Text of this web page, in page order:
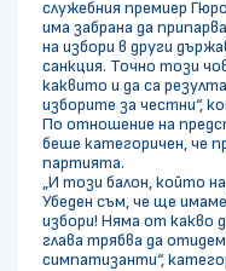
служебния премиер
има забрана да
на избори в други
санкция. Точно този
каквито и да са
изборите за честни“,
По отношение на
беше категоричен, че
партията.
„И този балон, който
Убеден съм, че ще
избори! Няма от какво
глава трябва да
симпатизанти“,